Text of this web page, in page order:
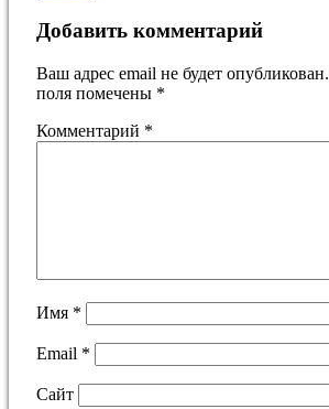
Добавить комментарий
Ваш адрес email не будет опубликован.
поля помечены *
Комментарий *
Имя *
Email *
Сайт